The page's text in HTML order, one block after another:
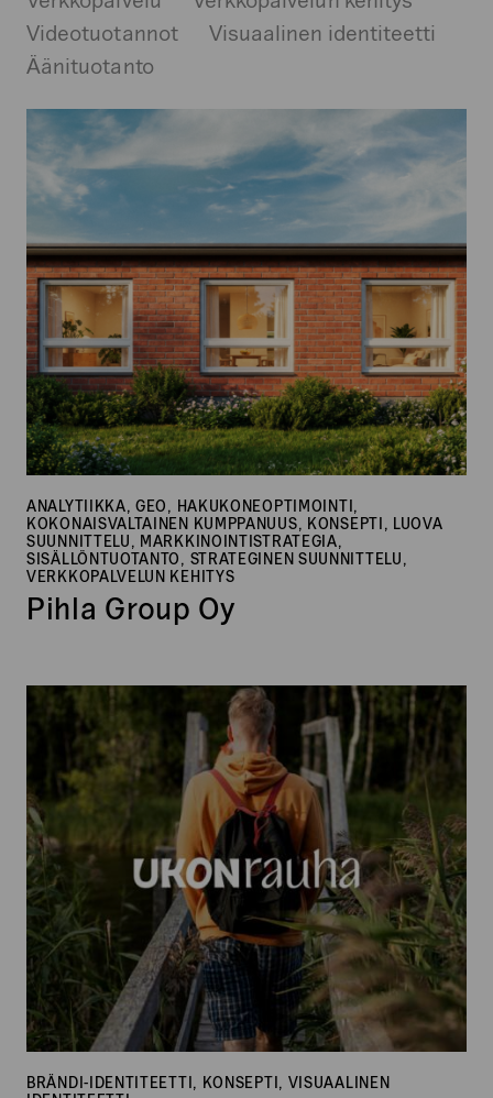
Videotuotannot
Visuaalinen identiteetti
Äänituotanto
Group
ANALYTIIKKA, GEO, HAKUKONEOPTIMOINTI,
KOKONAISVALTAINEN KUMPPANUUS, KONSEPTI, LUOVA
SUUNNITTELU, MARKKINOINTISTRATEGIA,
SISÄLLÖNTUOTANTO, STRATEGINEN SUUNNITTELU,
VERKKOPALVELUN KEHITYS
Pihla Group Oy
goSaimaa
Ukonrauha
BRÄNDI-IDENTITEETTI, KONSEPTI, VISUAALINEN